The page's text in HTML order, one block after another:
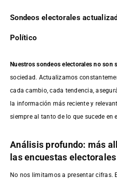
Sondeos electorales
Político
Nuestros sondeos electorales no son
sociedad. Actualizamos
cada cambio, cada tendencia,
la información más reciente y
siempre al tanto de lo que sucede en
Análisis profundo: más
las encuestas electorales
No nos limitamos a presentar cifras.